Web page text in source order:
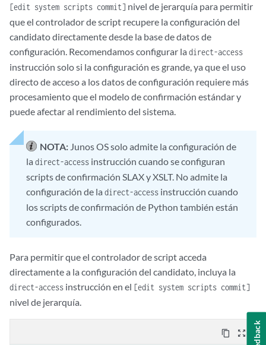
[edit system scripts commit] nivel de jerarquía para permitir
que el controlador de script recupere la configuración del
candidatodirectamente desde la base de datos de
configuración. Recomendamos configurar la direct-access
instrucción solo si la configuración es grande, ya que el uso
directo de acceso a los datos de configuración requiere más
procesamiento que el modelo de confirmación estándar y
puede afectar al rendimiento del sistema.
NOTA: Junos OS solo admite la configuración de
la direct-access instrucción cuando se configuran
scripts de confirmación SLAX y XSLT. No admite la
configuración de la direct-access instrucción cuando
los scripts de confirmación de Python también están
configurados.
Para permitir que el controlador de script acceda
directamente a la configuración del candidato, incluya la
direct-access instrucción en el [edit system scripts commit]
nivel de jerarquía.
content_copy zoom_out_map